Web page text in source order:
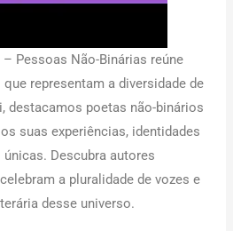
Pessoas Não-Binárias reúne
representam a diversidade de
destacamos poetas não-binários
suas experiências, identidades
Descubra autores
a pluralidade de vozes e
desse universo.